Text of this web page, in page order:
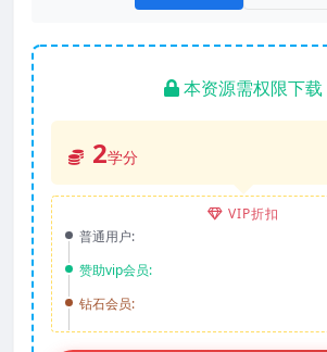
本资源需权限下载
2学分
VIP折扣
普通用户:
赞助vip会员:
钻石会员: